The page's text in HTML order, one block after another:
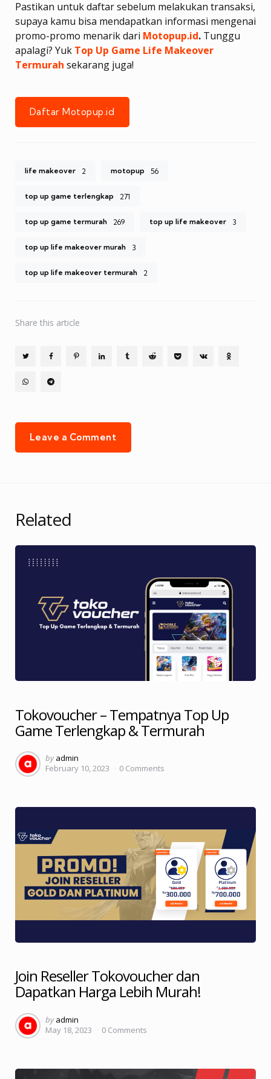
Pastikan untuk daftar sebelum melakukan transaksi,
supaya kamu bisa mendapatkan informasi mengenai
promo-promo menarik dari Motopup.id. Tunggu
apalagi? Yuk Top Up Game Life Makeover
Termurah sekarang juga!
Daftar Motopup.id
life makeover 2 motopup 56
top up game terlengkap 271
top up game termurah 269 top up life makeover 3
top up life makeover murah 3
top up life makeover termurah 2
Share this article
Leave a Comment
Related
Tokovoucher – Tempatnya Top Up
Game Terlengkap & Termurah
Posted
by
by admin
February 10, 2023
0 Comments
Join Reseller Tokovoucher dan
Dapatkan Harga Lebih Murah!
Posted
by
by admin
May 18, 2023
0 Comments